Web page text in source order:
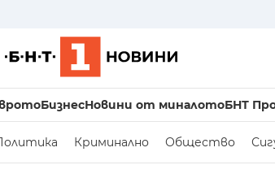
БизнесНовини от миналотоБНТ
Криминално Общество